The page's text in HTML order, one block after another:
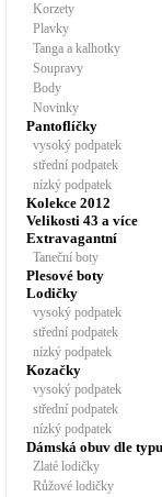
Korzety
Plavky
Tanga a kalhotky
Soupravy
Body
Novinky
Pantoflíčky
vysoký podpatek
střední podpatek
nízký podpatek
Kolekce 2012
Velikosti 43 a více
Extravagantní
Taneční boty
Plesové boty
Lodičky
vysoký podpatek
střední podpatek
nízký podpatek
Kozačky
vysoký podpatek
střední podpatek
nízký podpatek
Dámská obuv dle typu
Zlaté lodičky
Růžové lodičky